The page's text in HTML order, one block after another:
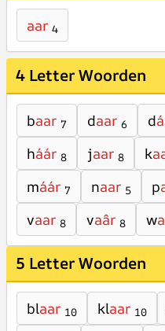
aar 4
4 Letter Woorden
baar 7 daar 6 d
háár 8 jaar 8 k
máár 7 naar 5 p
vaar 8 vaâr 8 w
5 Letter Woorden
blaar 10 klaar 10